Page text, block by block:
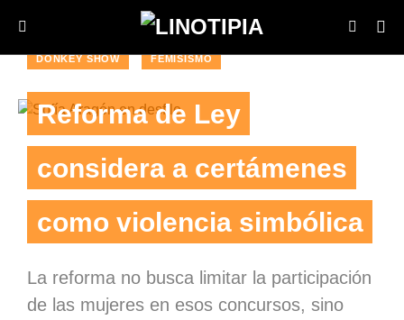
DONKEY SHOW FEMISISMO
Reforma de Ley
considera a certámenes
como violencia simbólica
La reforma no busca limitar la participación
de las mujeres en esos concursos, sino